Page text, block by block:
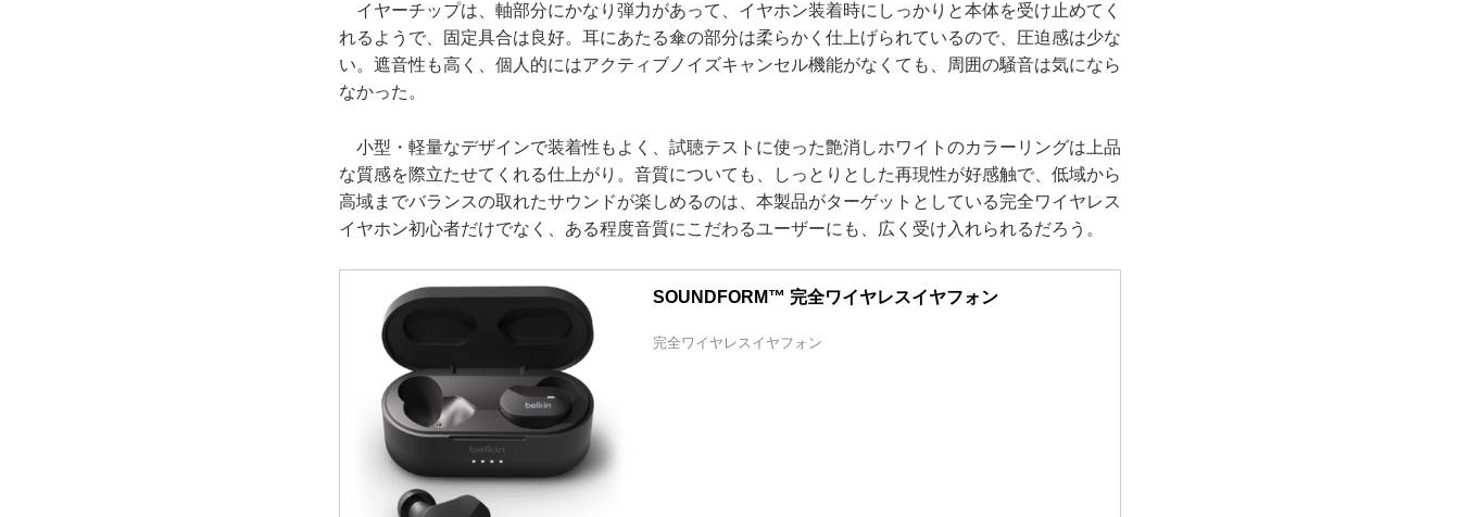
イヤーチップは、軸部分にかなり弾力があって、イヤホン装着時にしっかりと本体を受け止めてく
れるようで、固定具合は良好。耳にあたる傘の部分は柔らかく仕上げられているので、圧迫感は少な
い。遮音性も高く、個人的にはアクティブノイズキャンセル機能がなくても、周囲の騒音は気になら
なかった。
小型・軽量なデザインで装着性もよく、試聴テストに使った艶消しホワイトのカラーリングは上品
な質感を際立たせてくれる仕上がり。音質についても、しっとりとした再現性が好感触で、低域から
高域までバランスの取れたサウンドが楽しめるのは、本製品がターゲットとしている完全ワイヤレス
イヤホン初心者だけでなく、ある程度音質にこだわるユーザーにも、広く受け入れられるだろう。
SOUNDFORM™ 完全ワイヤレスイヤフォン
完全ワイヤレスイヤフォン